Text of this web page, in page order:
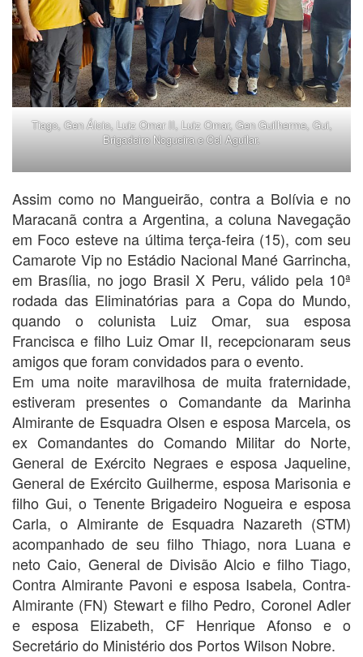
Tiago, Gen Álcio, Luiz Omar II, Luiz Omar, Gen Guilherme, Gui,
Brigadeiro Nogueira e Cel Aguilar.
Assim como no Mangueirão, contra a Bolívia e no
Maracanã contra a Argentina, a coluna Navegação
em Foco esteve na última terça-feira (15), com seu
Camarote Vip no Estádio Nacional Mané Garrincha,
em Brasília, no jogo Brasil X Peru, válido pela 10ª
rodada das Eliminatórias para a Copa do Mundo,
quando o colunista Luiz Omar, sua esposa
Francisca e filho Luiz Omar II, recepcionaram seus
amigos que foram convidados para o evento.
Em uma noite maravilhosa de muita fraternidade,
estiveram presentes o Comandante da Marinha
Almirante de Esquadra Olsen e esposa Marcela, os
ex Comandantes do Comando Militar do Norte,
General de Exército Negraes e esposa Jaqueline,
General de Exército Guilherme, esposa Marisonia e
filho Gui, o Tenente Brigadeiro Nogueira e esposa
Carla, o Almirante de Esquadra Nazareth (STM)
acompanhado de seu filho Thiago, nora Luana e
neto Caio, General de Divisão Alcio e filho Tiago,
Contra Almirante Pavoni e esposa Isabela, Contra-
Almirante (FN) Stewart e filho Pedro, Coronel Adler
e esposa Elizabeth, CF Henrique Afonso e o
Secretário do Ministério dos Portos Wilson Nobre.